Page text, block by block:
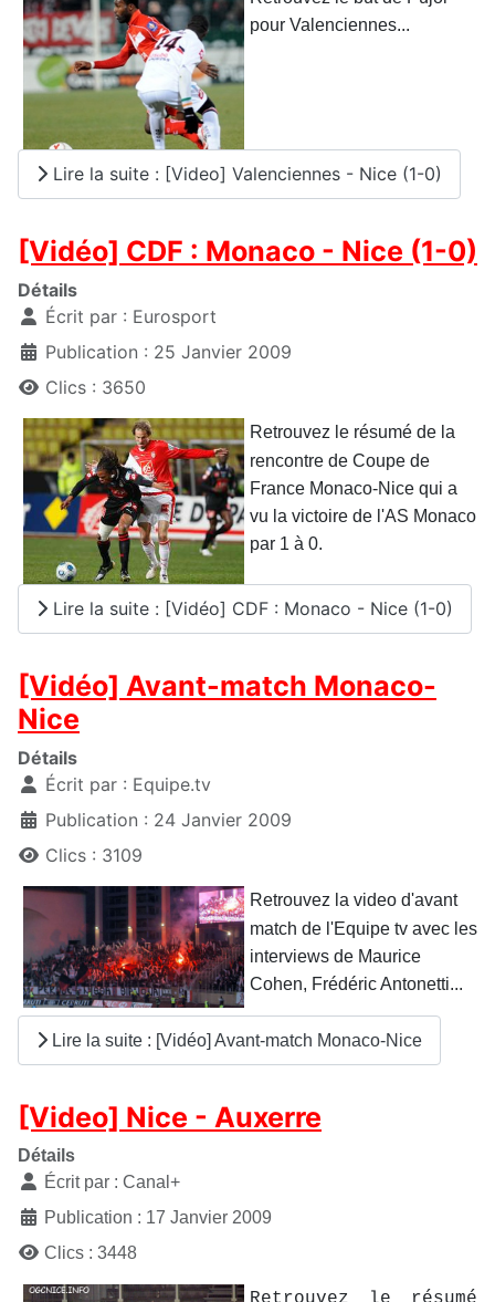
pour Valenciennes...
Lire la suite : [Video] Valenciennes - Nice (1-0)
[Vidéo] CDF : Monaco - Nice (1-0)
Détails
Écrit par : Eurosport
Publication : 25 Janvier 2009
Clics : 3650
Retrouvez le résumé de la
rencontre de Coupe de
France Monaco-Nice qui a
vu la victoire de l'AS Monaco
par 1 à 0.
Lire la suite : [Vidéo] CDF : Monaco - Nice (1-0)
[Vidéo] Avant-match Monaco-
Nice
Détails
Écrit par : Equipe.tv
Publication : 24 Janvier 2009
Clics : 3109
Retrouvez la video d'avant
match de l'Equipe tv avec les
interviews de Maurice
Cohen, Frédéric Antonetti...
Lire la suite : [Vidéo] Avant-match Monaco-Nice
[Video] Nice - Auxerre
Détails
Écrit par : Canal+
Publication : 17 Janvier 2009
Clics : 3448